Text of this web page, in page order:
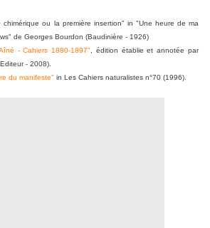
ou la première insertion" in "Une heure de ma
de Georges Bourdon (Baudinière - 1926)
- Cahiers 1880-1897" , édition établie et annotée par
- 2008).
du manifeste" in Les Cahiers naturalistes n°70 (1996).